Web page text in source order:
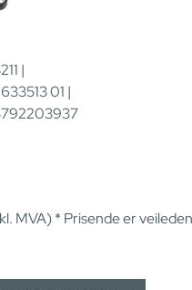
|
01 |
MVA) * Prisende er